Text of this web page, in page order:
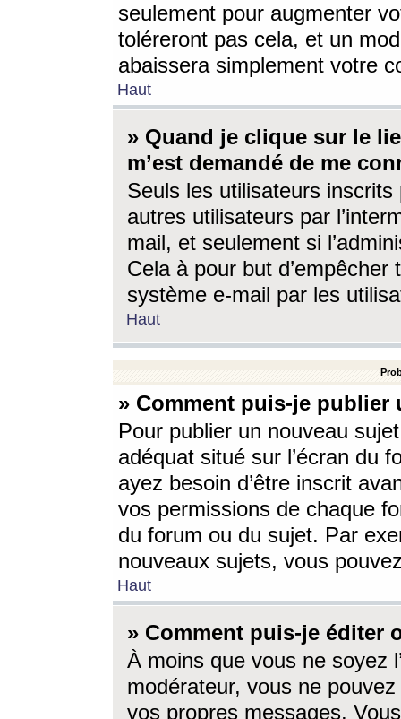
seulement pour augmenter
toléreront pas cela, et un
abaissera simplement votre
Haut
» Quand je clique sur le
m’est demandé de me
Seuls les utilisateurs
autres utilisateurs par
mail, et seulement si
Cela à pour but
système e-mail par les
Haut
» Comment puis-je
Pour publier un nouveau
adéquat situé sur l’écran du
ayez besoin d’être inscrit
vos permissions de chaque
du forum ou du sujet. Par
nouveaux sujets, vous
Haut
» Comment puis-je éditer
À moins que vous ne soyez
modérateur, vous ne
vos propres messages.